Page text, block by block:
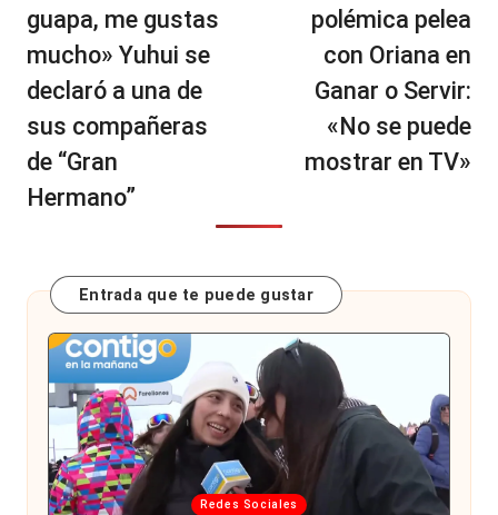
guapa, me gustas
mucho» Yuhui se
declaró a una de
sus compañeras
de “Gran
Hermano”
polémica pelea
con Oriana en
Ganar o Servir:
«No se puede
mostrar en TV»
Entrada que te puede gustar
Publicada
Redes Sociales